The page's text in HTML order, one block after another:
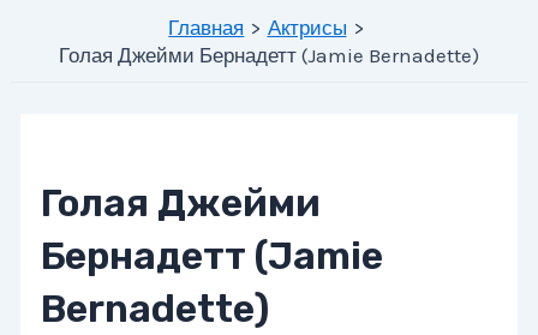
Главная
Актрисы
Голая Джейми Бернадетт (Jamie Bernadette)
Голая Джейми
Бернадетт (Jamie
Bernadette)